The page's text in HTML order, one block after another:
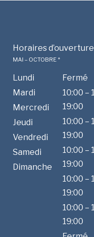
Horaires
MAI – OCTOBRE *
Lundi
Mardi
Mercredi
Jeudi
Vendredi
Samedi
Dimanche
Fermé
10:00 –
19:00
10:00 –
19:00
10:00 –
19:00
10:00 –
19:00
10:00 –
19:00